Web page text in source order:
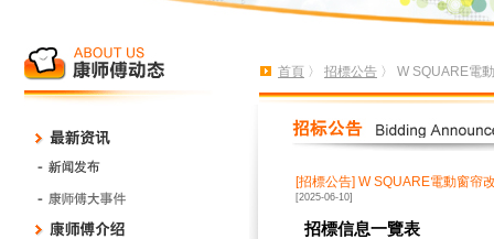
首頁 〉 招標公告 〉 W SQUARE電
[招標公告] W SQUARE電動窗帘
[2025-06-10]
招標信息一覽表